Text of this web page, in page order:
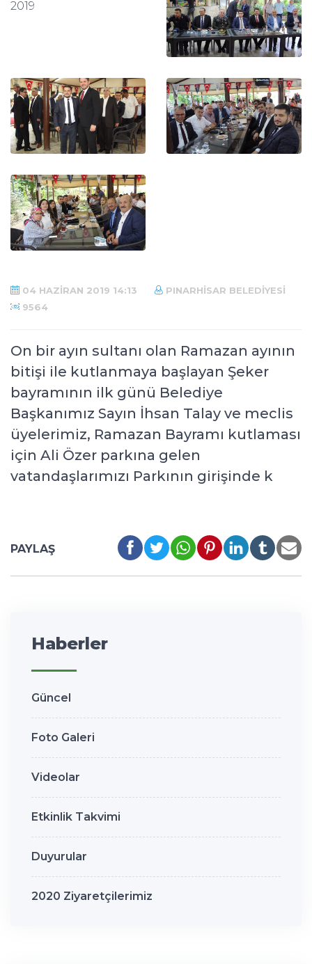
04 HAZIRAN 2019 14:13
PINARHISAR BELEDIYESI
9564
On bir ayın sultanı olan Ramazan ayının
bitişi ile kutlanmaya başlayan Şeker
bayramının ilk günü Belediye
Başkanımız Sayın İhsan Talay ve meclis
üyelerimiz, Ramazan Bayramı kutlaması
için Ali Özer parkına gelen
vatandaşlarımızı Parkının girişinde k
PAYLAŞ
Haberler
Güncel
Foto Galeri
Videolar
Etkinlik Takvimi
Duyurular
2020 Ziyaretçilerimiz